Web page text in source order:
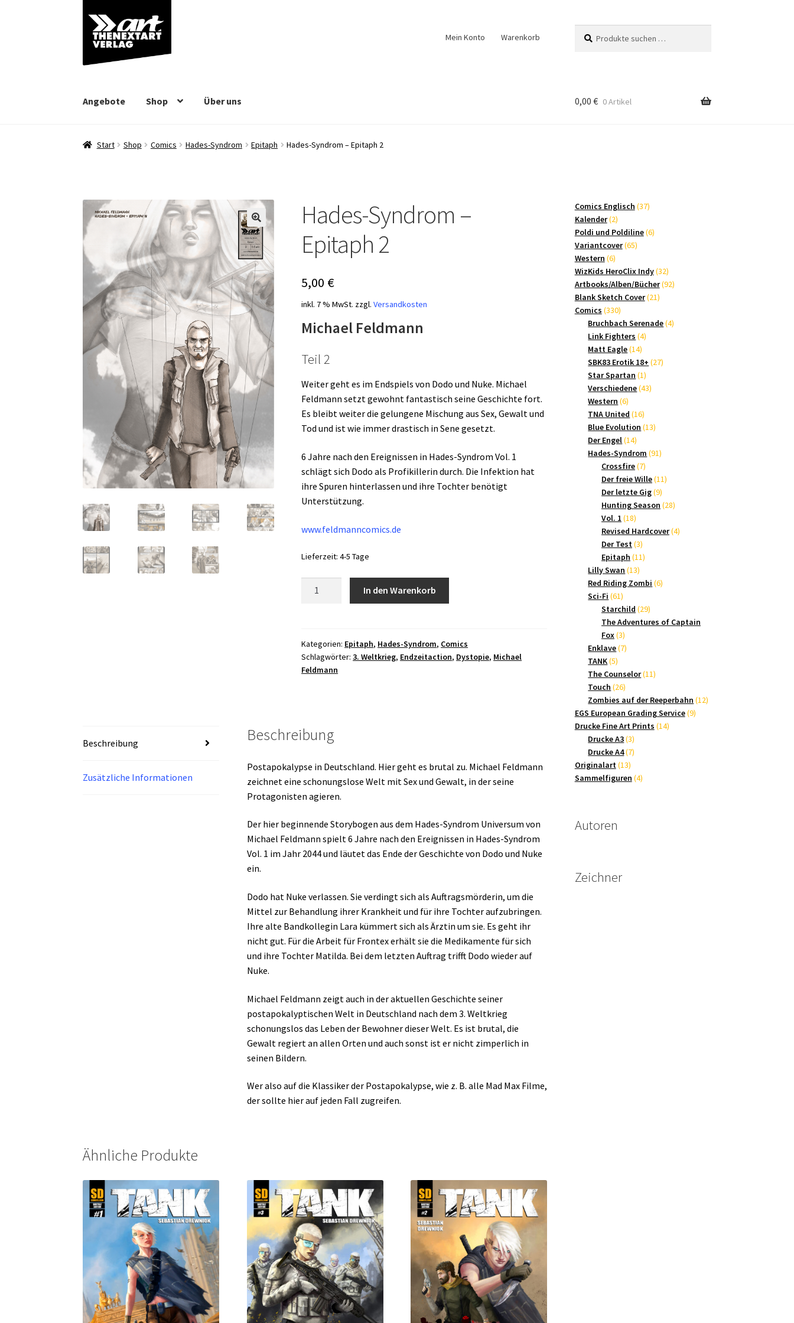
Zur
Navigation
springen
Zum
Inhalt
springen
Mein Konto Warenkorb
nach:
Angebote Shop Über uns 0,00 € 0 Artikel
Start Shop Comics Hades-Syndrom Epitaph Hades-Syndrom – Epitaph 2
Hades-Syndrom –
Epitaph 2
5,00 €
inkl. 7 % MwSt. zzgl.Versandkosten
Michael Feldmann
Teil 2
Weiter geht es im Endspiels von Dodo und Nuke. Michael
Feldmann setzt gewohnt fantastisch seine Geschichte fort.
Es bleibt weiter die gelungene Mischung aus Sex, Gewalt und
Tod und ist wie immer drastisch in Sene gesetzt.
6 Jahre nach den Ereignissen in Hades-Syndrom Vol. 1
schlägt sich Dodo als Profikillerin durch. Die Infektion hat
ihre Spuren hinterlassen und ihre Tochter benötigt
Unterstützung.
www.feldmanncomics.de
Lieferzeit:4-5 Tage
2
Menge
In den Warenkorb
Kategorien: Epitaph, Hades-Syndrom, Comics
Schlagwörter:3. Weltkrieg, Endzeitaction, Dystopie, Michael
Feldmann
Beschreibung
Zusätzliche Informationen
Beschreibung
Postapokalypse in Deutschland. Hier geht es brutal zu. Michael Feldmann
zeichnet eine schonungslose Welt mit Sex und Gewalt, in der seine
Protagonisten agieren.
Der hier beginnende Storybogen aus dem Hades-Syndrom Universum von
Michael Feldmann spielt 6 Jahre nach den Ereignissen in Hades-Syndrom
Vol. 1 im Jahr 2044 und läutet das Ende der Geschichte von Dodo und Nuke
ein.
Dodo hat Nuke verlassen. Sie verdingt sich als Auftragsmörderin, um die
Mittel zur Behandlung ihrer Krankheit und für ihre Tochter aufzubringen.
Ihre alte Bandkollegin Lara kümmert sich als Ärztin um sie. Es geht ihr
nicht gut. Für die Arbeit für Frontex erhält sie die Medikamente für sich
und ihre Tochter Matilda. Bei dem letzten Auftrag trifft Dodo wieder auf
Nuke.
Michael Feldmann zeigt auch in der aktuellen Geschichte seiner
postapokalyptischen Welt in Deutschland nach dem 3. Weltkrieg
schonungslos das Leben der Bewohner dieser Welt. Es ist brutal, die
Gewalt regiert an allen Orten und auch sonst ist er nicht zimperlich in
seinen Bildern.
Wer also auf die Klassiker der Postapokalypse, wie z. B. alle Mad Max Filme,
der sollte hier auf jeden Fall zugreifen.
Ähnliche Produkte
Comics Englisch 3737
Kalender 22
Produkte
Poldi und Poldiline 66
Variantcover 6565
Western 66
Produkte
WizKids HeroClix Indy 3232
Produkte
Artbooks/Alben/Bücher 9292
Blank Sketch Cover 2121
Comics 330330
Produkte
Bruchbach Serenade 44
Link Fighters 44
Matt Eagle 1414
Produkte
SBK83 Erotik 18+ 2727
Star Spartan 11
Produkt
Verschiedene 4343
Western 66
Produkte
TNA United 1616
Produkte
Blue Evolution 1313
Der Engel 1414
Produkte
Hades-Syndrom 9191
Crossfire 77
Produkte
Der freie Wille 1111
Der letzte Gig 99
Produkte
Hunting Season 2828
Vol. 1 1818
Produkte
Revised Hardcover 44
Der Test 33
Produkte
Epitaph 1111
Lilly Swan 1313
Produkte
Red Riding Zombi 66
Sci-Fi 6161
Produkte
Starchild 2929
Produkte
The Adventures of Captain
Fox 33
Produkte
Enklave 77
TANK 55
Produkte
The Counselor 1111
Touch 2626
Produkte
Zombies auf der Reeperbahn 1212
EGS European Grading Service 99
Drucke Fine Art Prints 1414
Drucke A3 33
Produkte
Drucke A4 77
Originalart 1313
Produkte
Sammelfiguren 44
Autoren
Zeichner